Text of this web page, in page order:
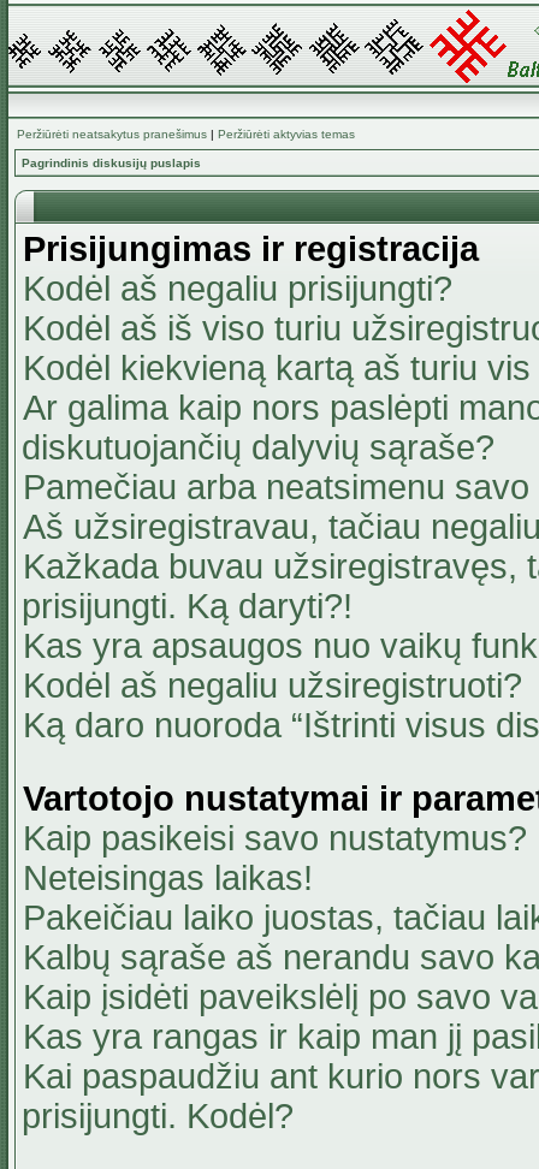
Peržiūrėti neatsakytus pranešimus | Peržiūrėti aktyvias temas
Pagrindinis diskusijų puslapis
Prisijungimas ir registracija
Kodėl aš negaliu prisijungti?
Kodėl aš iš viso turiu
Kodėl kiekvieną kartą aš turiu
Ar galima kaip nors paslėpti
diskutuojančių dalyvių sąraše?
Pamečiau arba neatsimenu
Aš užsiregistravau, tačiau
Kažkada buvau užsiregistravęs,
prisijungti. Ką daryti?!
Kas yra apsaugos nuo vaikų
Kodėl aš negaliu užsiregistruoti?
Ką daro nuoroda “Ištrinti visus
Vartotojo nustatymai ir
Kaip pasikeisi savo nustatymus?
Neteisingas laikas!
Pakeičiau laiko juostas, tačiau
Kalbų sąraše aš nerandu savo
Kaip įsidėti paveikslėlį po savo
Kas yra rangas ir kaip man jį
Kai paspaudžiu ant kurio nors
prisijungti. Kodėl?